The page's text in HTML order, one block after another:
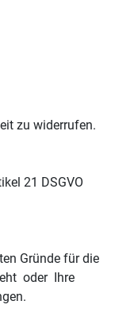
zu widerrufen.
21 DSGVO
Gründe für die
oder Ihre